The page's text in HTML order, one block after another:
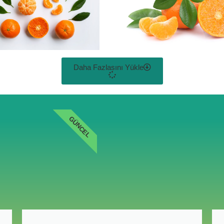
Daha Fazlasını Yükle
GÜNCEL